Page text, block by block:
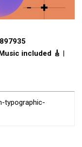
included 🎸 |
typographic-